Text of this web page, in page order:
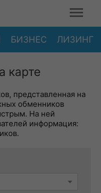
БИЗНЕС ЛИЗИНГ
карте
представленная на
обменников
На ней
информация: